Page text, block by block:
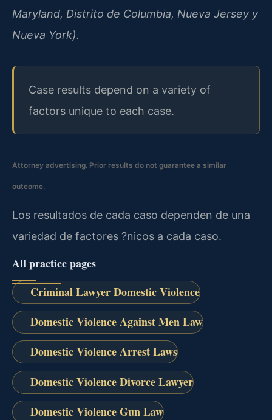
Maryland, Distrito de Columbia, Nueva Jersey y
Nueva York).
Case results depend on a variety of
factors unique to each case.
Attorney advertising. Prior results do not guarantee a similar
outcome.
Los resultados de cada caso dependen de una
variedad de factores ?nicos a cada caso.
All practice pages
Criminal Lawyer Domestic Violence
Domestic Violence Against Men Law
Domestic Violence Arrest Laws
Domestic Violence Divorce Lawyer
Domestic Violence Gun Law